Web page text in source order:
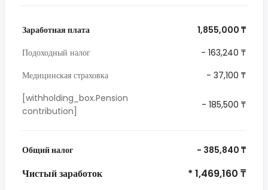
Заработная плата
1,855,000 ₸
Подоходный налог
- 163,240 ₸
Медицинская страховка
- 37,100 ₸
[withholding_box.Pension
contribution]
- 185,500 ₸
Общий налог - 385,840 ₸
Чистый заработок * 1,469,160 ₸